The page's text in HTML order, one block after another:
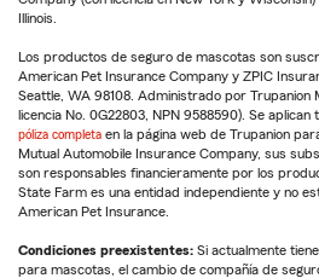
Illinois.
Los productos de seguro de mascotas son
American Pet Insurance Company y ZPIC
Seattle, WA 98108. Administrado por Trupanion
licencia No. 0G22803, NPN 9588590). Se
póliza completa en la página web de Trupanion
Mutual Automobile Insurance Company, sus
son responsables financieramente por los
State Farm es una entidad independiente y no
American Pet Insurance.
Condiciones preexistentes: Si actualmente
para mascotas, el cambio de compañía de